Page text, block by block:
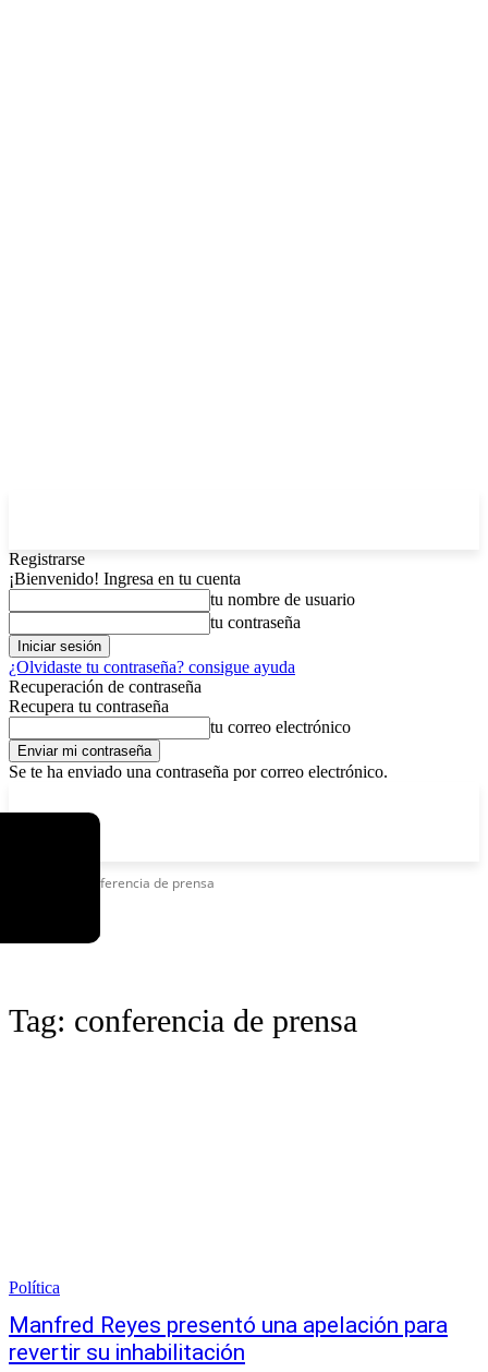
Registrarse
¡Bienvenido! Ingresa en tu cuenta
tu nombre de usuario
tu contraseña
¿Olvidaste tu contraseña? consigue ayuda
Recuperación de contraseña
Recupera tu contraseña
tu correo electrónico
Se te ha enviado una contraseña por correo electrónico.
Conferencia de prensa
Tag: conferencia de prensa
Política
Manfred Reyes presentó una apelación para
revertir su inhabilitación